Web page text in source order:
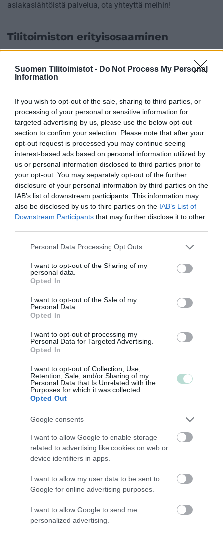
Suomen Tilitoimistot - Do Not Process My Personal
Information
If you wish to opt-out of the sale, sharing to third parties, or
processing of your personal or sensitive information for
targeted advertising by us, please use the below opt-out
section to confirm your selection. Please note that after your
opt-out request is processed you may continue seeing
interest-based ads based on personal information utilized by
us or personal information disclosed to third parties prior to
your opt-out. You may separately opt-out of the further
disclosure of your personal information by third parties on the
IAB’s list of downstream participants. This information may
also be disclosed by us to third parties on the IAB’s List of
Downstream Participants that may further disclose it to other
Please note that this website/app uses one or more Google
not limited to your visit or usage behaviour. You may click to
grant or deny consent to Google and its third-party tags to
use your data for below specified purposes in below Google
consent section.
Personal Data Processing Opt Outs
I want to opt-out of the Sharing of my
personal data.
Opted In
I want to opt-out of the Sale of my
Personal Data.
Opted In
I want to opt-out of processing my
Personal Data for Targeted Advertising.
Opted In
I want to opt-out of Collection, Use,
Retention, Sale, and/or Sharing of my
Personal Data that Is Unrelated with the
Purposes for which it was collected.
Opted Out
Google consents
I want to allow Google to enable storage
related to advertising like cookies on web or
device identifiers in apps.
I want to allow my user data to be sent to
Google for online advertising purposes.
I want to allow Google to send me
personalized advertising.
asiakaslähtöistä palvelua, ota yhteyttä meihin!
Tilitoimiston erityisosaaminen
Suomi
Yhtiökoko
Keskikokoiset
Pienet
Mikrot
Yhtiömuodot
Yksityinen osakeyhtiö
Asunto-osakeyhtiö
Avoin yhtiö
Toiminimi
Järjestöt ja yhdistykset
Toimiala
Informaatio ja viestintä
Kiinteistöalan toiminta
Kuljetusliike­toiminta
Maa-, metsä- ja kalatalous
Majoitus- ja ravitsemistoiminta
Palveluliiketoiminta
Rahoitus- ja vakuutustoiminta
Rakentaminen
Terveys- ja sosiaalipalvelut
Palvelutarjonta